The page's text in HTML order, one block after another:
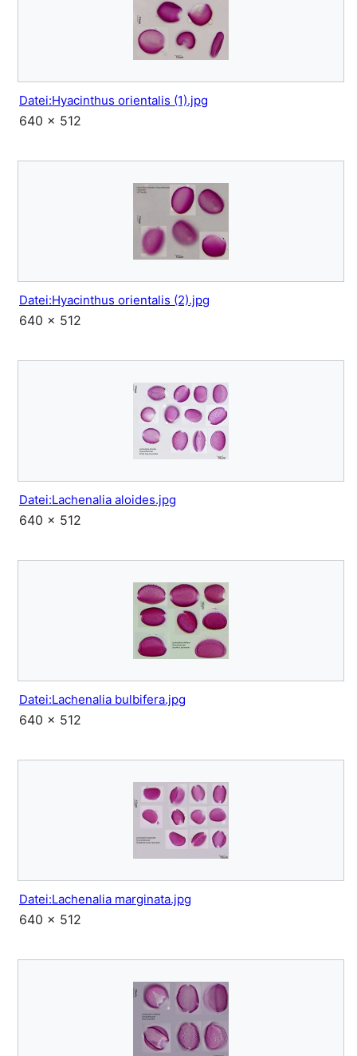
Datei:Hyacinthus orientalis (1).jpg
640 × 512
Datei:Hyacinthus orientalis (2).jpg
640 × 512
Datei:Lachenalia aloides.jpg
640 × 512
Datei:Lachenalia bulbifera.jpg
640 × 512
Datei:Lachenalia marginata.jpg
640 × 512